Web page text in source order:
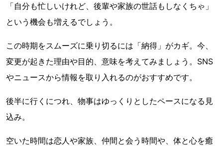
「自分も忙しいけれど、後輩や家族の世話もしなくちゃ」
という機会も増えるでしょう。
この時期をスムーズに乗り切るには「納得」がカギ。今、
変更が起きた理由や目的、意味を考えてみましょう。SNS
やニュースから情報を取り入れるのがおすすめです。
後半に行くにつれ、物事はゆっくりとしたペースになる見
込み。
空いた時間は恋人や家族、仲間と会う時間や、体と心を癒